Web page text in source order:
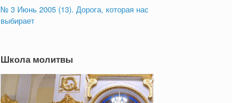
№ 3 Июнь 2005 (13). Дорога, которая нас
выбирает
Школа молитвы